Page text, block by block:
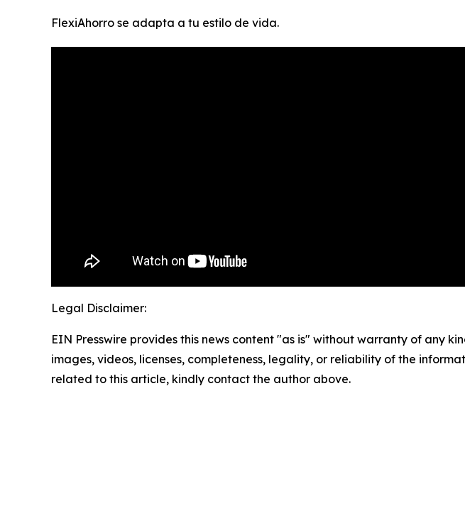
FlexiAhorro se adapta a tu estilo de vida.
Legal Disclaimer:
EIN Presswire provides this news content "as is" without warranty of any
images, videos, licenses, completeness, legality, or reliability of the
related to this article, kindly contact the author above.